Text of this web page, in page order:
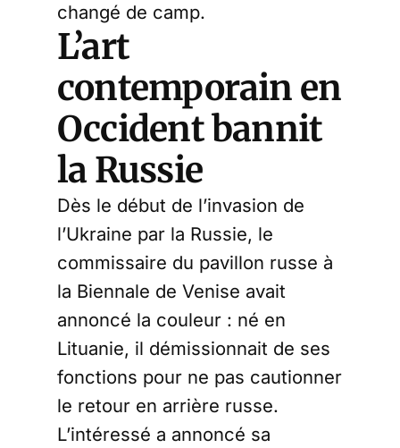
changé de camp.
L’art
contemporain en
Occident bannit
la Russie
Dès le début de l’invasion de
l’Ukraine par la Russie, le
commissaire du pavillon russe à
la Biennale de Venise avait
annoncé la couleur : né en
Lituanie, il démissionnait de ses
fonctions pour ne pas cautionner
le retour en arrière russe.
L’intéressé a annoncé sa